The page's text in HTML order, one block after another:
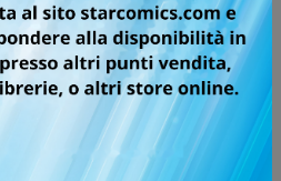
da tutto il Giappone
miste unendo le forze per
loro mansioni: ecco
programma “Team Up
alle nuove generazioni di
la conoscenza reciproca!